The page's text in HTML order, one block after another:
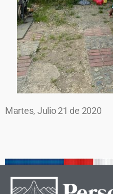
Martes, Julio 21 de 2020